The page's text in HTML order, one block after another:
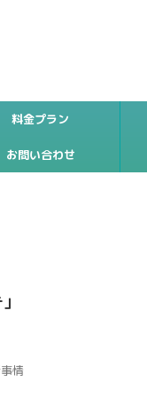
料金プラン
お問い合わせ
情